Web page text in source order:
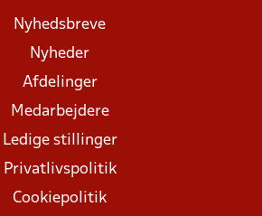
Nyhedsbreve
Nyheder
Afdelinger
Medarbejdere
Ledige stillinger
Privatlivspolitik
Cookiepolitik